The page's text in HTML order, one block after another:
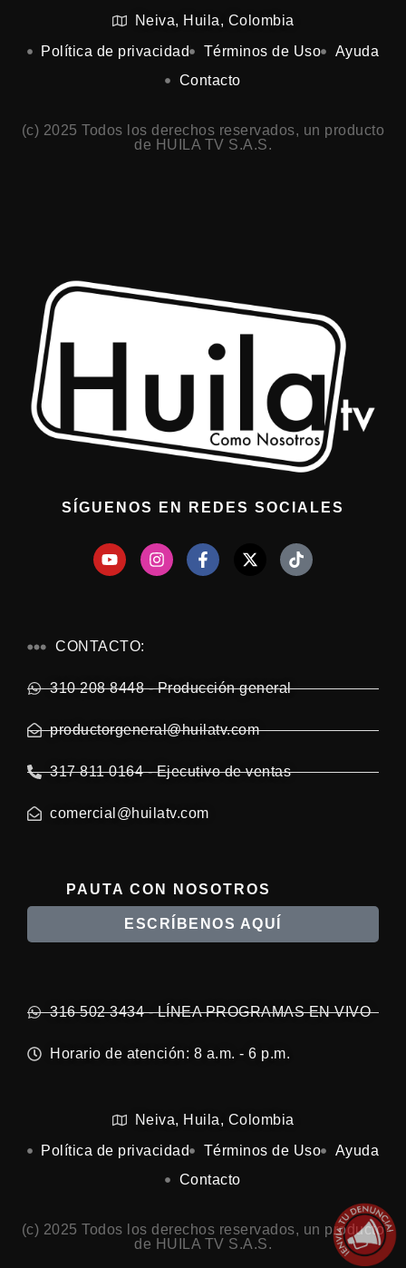
Neiva, Huila, Colombia
Política de privacidad
Términos de Uso
Ayuda
Contacto
(c) 2025 Todos los derechos reservados, un producto
de HUILA TV S.A.S.
SÍGUENOS EN REDES SOCIALES
CONTACTO:
310 208 8448 - Producción general
productorgeneral@huilatv.com
317 811 0164 - Ejecutivo de ventas
comercial@huilatv.com
PAUTA CON NOSOTROS
ESCRÍBENOS AQUÍ
316 502 3434 - LÍNEA PROGRAMAS EN VIVO
Horario de atención: 8 a.m. - 6 p.m.
Neiva, Huila, Colombia
Política de privacidad
Términos de Uso
Ayuda
Contacto
(c) 2025 Todos los derechos reservados, un producto
de HUILA TV S.A.S.